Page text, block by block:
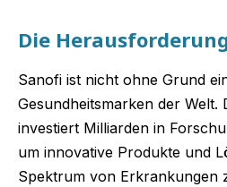
Die
Sanofi ist nicht ohne Grund
Gesundheitsmarken der Welt.
investiert Milliarden in
um innovative Produkte und
Spektrum von Erkrankungen